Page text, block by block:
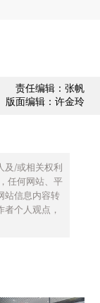
责任编辑：张帆
版面编辑：许金玲
及/或相关权利
任何网站、平
站信息内容转
个人观点，